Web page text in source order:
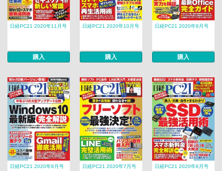
日経PC21 2020年11月号
購入
日経PC21 2020年10月号
購入
日経PC21 2020年9月号
購入
日経PC21 2020年8月号 日経PC21 2020年7月号 日経PC21 2020年6月号